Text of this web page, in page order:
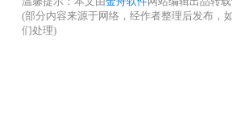
(部分内容来源于网络，经作者整理后发布，
们处理)